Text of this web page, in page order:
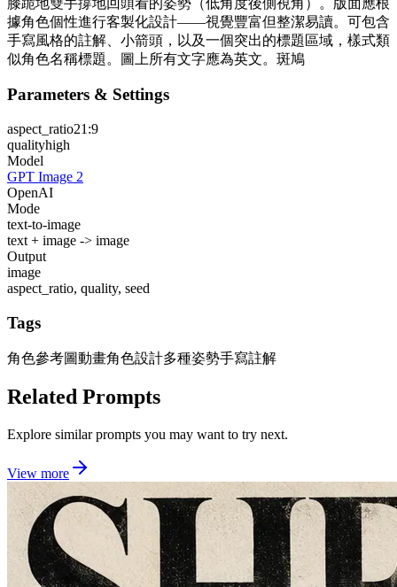
據角色個性進行客製化設計——視覺豐富但整潔易讀。可包含
手寫風格的註解、小箭頭，以及一個突出的標題區域，樣式類
似角色名稱標題。圖上所有文字應為英文。斑鳩
Parameters & Settings
aspect_ratio21:9
qualityhigh
Model
GPT Image 2
OpenAI
Mode
text-to-image
text + image -> image
Output
image
aspect_ratio, quality, seed
Tags
角色參考圖動畫角色設計多種姿勢手寫註解
Related Prompts
Explore similar prompts you may want to try next.
View more